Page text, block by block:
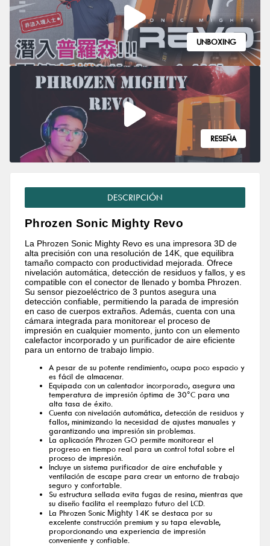
UNBOXING
RESEÑA
DESCRIPCIÓN
Phrozen Sonic Mighty Revo
La Phrozen Sonic Mighty Revo es una impresora 3D de
alta precisión con una resolución de 14K, que equilibra
tamaño compacto con productividad mejorada. Ofrece
nivelación automática, detección de residuos y fallos, y es
compatible con el conector de llenado y bomba Phrozen.
Su sensor piezoeléctrico de 3 puntos asegura una
detección confiable, permitiendo la parada de impresión
en caso de cuerpos extraños. Además, cuenta con una
cámara integrada para monitorear el proceso de
impresión en cualquier momento, junto con un elemento
calefactor incorporado y un purificador de aire eficiente
para un entorno de trabajo limpio.
A pesar de su potente rendimiento, ocupa poco espacio y
es fácil de almacenar.
Equipada con un calentador incorporado, asegura una
temperatura de impresión óptima de 30°C para una
alta tasa de éxito.
Cuenta con nivelación automática, detección de residuos y
fallos, minimizando la necesidad de ajustes manuales y
garantizando una impresión sin problemas.
La aplicación Phrozen GO permite monitorear el
progreso en tiempo real para un control total sobre el
proceso de impresión.
Incluye un sistema purificador de aire enchufable y
ventilación de escape para crear un entorno de trabajo
seguro y confortable.
Su estructura sellada evita fugas de resina, mientras que
su diseño facilita el reemplazo futuro del LCD.
La Phrozen Sonic Mighty 14K se destaca por su
excelente construcción premium y su tapa elevable,
proporcionando una experiencia de impresión
conveniente y confiable.